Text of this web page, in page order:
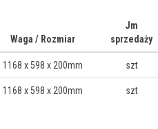
Waga / Rozmiar
Jm
sprzedaży
1168 x 598 x 200mm szt
1168 x 598 x 200mm szt